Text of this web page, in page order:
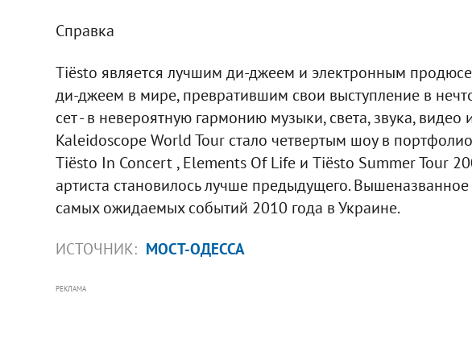
Справка
Tiёsto является лучшим ди-джеем и электронным
ди-джеем в мире, превратившим свои выступление в
сет - в невероятную гармонию музыки, света, звука,
Kaleidoscope World Tour стало четвертым шоу в портфолио
Tiёsto In Concert , Elements Of Life и Tiёsto Summer Tour
артиста становилось лучше предыдущего.
самых ожидаемых событий 2010 года в Украине.
ИСТОЧНИК: МОСТ-ОДЕССА
РЕКЛАМА